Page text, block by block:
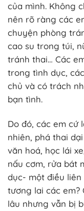
của mình. Không
nên rõ ràng các
chuyện phòng
cao su trong túi,
tránh thai… Các
trong tình dục,
chủ và có trách
bạn tình.
Do đó, các em cứ
nhiên, phá thai
văn hoá, học lái
nấu cơm, rửa bát
dục- một điều
tương lai các em?
lâu nhưng vẫn bị